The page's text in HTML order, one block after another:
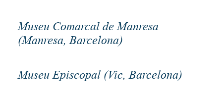
Museu Comarcal de Manresa
(Manresa, Barcelona)
Museu Episcopal (Vic, Barcelona)